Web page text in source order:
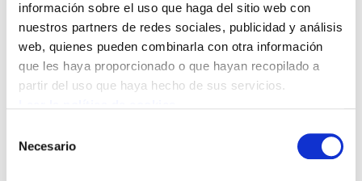
información sobre el uso que haga del sitio web con
nuestros partners de redes sociales, publicidad y análisis
web, quienes pueden combinarla con otra información
que les haya proporcionado o que hayan recopilado a
partir del uso que haya hecho de sus servicios.
Necesario
Coincidiendo con las declaraciones de
apropiación indebida, la plataforma